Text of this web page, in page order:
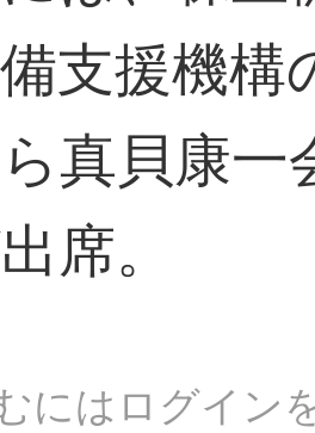
支援機構
真貝康一
席。
にはログイン